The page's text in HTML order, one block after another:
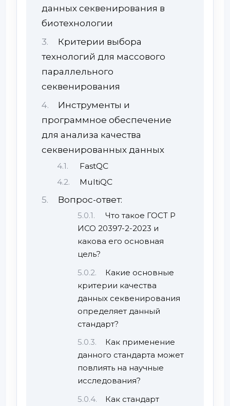
данных секвенирования в
биотехнологии
Критерии выбора
технологий для массового
параллельного
секвенирования
Инструменты и
программное обеспечение
для анализа качества
секвенированных данных
FastQC
MultiQC
Вопрос-ответ:
Что такое ГОСТ Р
ИСО 20397-2-2023 и
какова его основная
цель?
Какие основные
критерии качества
данных секвенирования
определяет данный
стандарт?
Как применение
данного стандарта может
повлиять на научные
исследования?
Как стандарт